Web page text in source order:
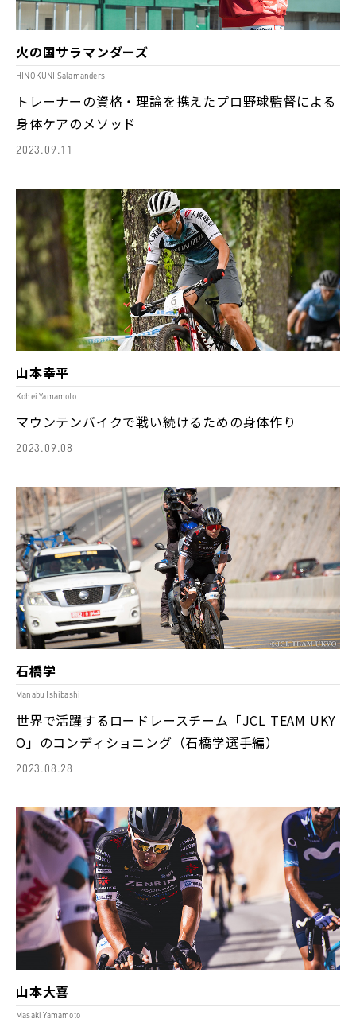
火の国サラマンダーズ
HINOKUNI Salamanders
トレーナーの資格・理論を携えたプロ野球監督による
身体ケアのメソッド
2023.09.11
山本幸平
Kohei Yamamoto
マウンテンバイクで戦い続けるための身体作り
2023.09.08
石橋学
Manabu Ishibashi
世界で活躍するロードレースチーム「JCL TEAM UKY
O」のコンディショニング（石橋学選手編）
2023.08.28
山本大喜
Masaki Yamamoto